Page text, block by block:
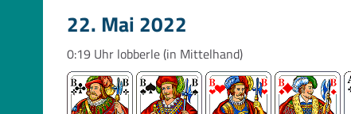
22. Mai 2022
0:19 Uhr lobberle(in Mittelhand)